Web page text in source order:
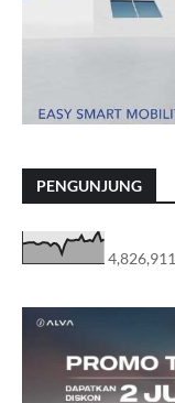
PENGUNJUNG
4,826,911